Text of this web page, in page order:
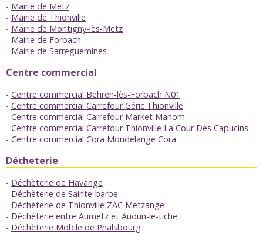
Mairie de Metz
Mairie de Thionville
Mairie de Montigny-lès-Metz
Mairie de Forbach
Mairie de Sarreguemines
Centre commercial
Centre commercial Behren-lès-Forbach N01
Centre commercial Carrefour Géric Thionville
Centre commercial Carrefour Market Manom
Centre commercial Carrefour Thionville La Cour Des Capucins
Centre commercial Cora Mondelange Cora
Décheterie
Déchèterie de Havange
Déchèterie de Sainte-barbe
Déchèterie de Thionville ZAC Metzange
Déchèterie entre Aumetz et Audun-le-tiche
Déchèterie Mobile de Phalsbourg